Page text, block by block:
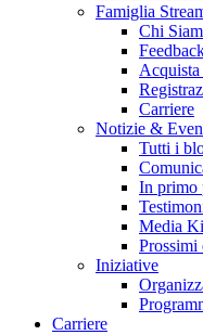
Famiglia
Chi
Acquista
Carriere
Notizie &
Tutti i
In primo
Media
Prossimi
Iniziative
Carriere